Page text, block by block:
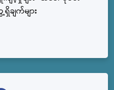
ချက်များ